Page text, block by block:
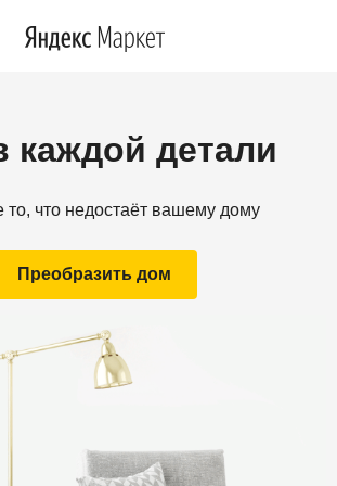
каждой детали
то, что недостаёт вашему дому
Преобразить дом